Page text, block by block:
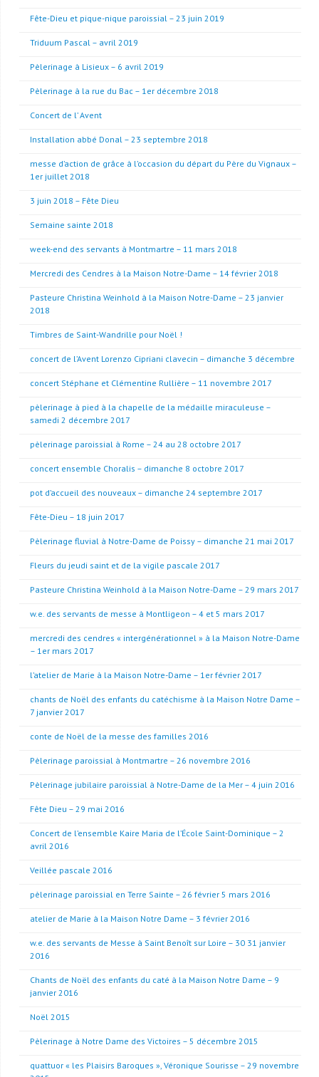
Fête-Dieu et pique-nique paroissial – 23 juin 2019
Triduum Pascal – avril 2019
Pèlerinage à Lisieux – 6 avril 2019
Pèlerinage à la rue du Bac – 1er décembre 2018
Concert de l’ Avent
Installation abbé Donal – 23 septembre 2018
messe d’action de grâce à l’occasion du départ du Père du Vignaux –
1er juillet 2018
3 juin 2018 – Fête Dieu
Semaine sainte 2018
week-end des servants à Montmartre – 11 mars 2018
Mercredi des Cendres à la Maison Notre-Dame – 14 février 2018
Pasteure Christina Weinhold à la Maison Notre-Dame – 23 janvier
2018
Timbres de Saint-Wandrille pour Noël !
concert de l’Avent Lorenzo Cipriani clavecin – dimanche 3 décembre
concert Stéphane et Clémentine Rullière – 11 novembre 2017
pèlerinage à pied à la chapelle de la médaille miraculeuse –
samedi 2 décembre 2017
pèlerinage paroissial à Rome – 24 au 28 octobre 2017
concert ensemble Choralis – dimanche 8 octobre 2017
pot d’accueil des nouveaux – dimanche 24 septembre 2017
Fête-Dieu – 18 juin 2017
Pèlerinage fluvial à Notre-Dame de Poissy – dimanche 21 mai 2017
Fleurs du jeudi saint et de la vigile pascale 2017
Pasteure Christina Weinhold à la Maison Notre-Dame – 29 mars 2017
w.e. des servants de messe à Montligeon – 4 et 5 mars 2017
mercredi des cendres « intergénérationnel » à la Maison Notre-Dame
– 1er mars 2017
l’atelier de Marie à la Maison Notre-Dame – 1er février 2017
chants de Noël des enfants du catéchisme à la Maison Notre Dame –
7 janvier 2017
conte de Noël de la messe des familles 2016
Pèlerinage paroissial à Montmartre – 26 novembre 2016
Pèlerinage jubilaire paroissial à Notre-Dame de la Mer – 4 juin 2016
Fête Dieu – 29 mai 2016
Concert de l’ensemble Kaire Maria de l’École Saint-Dominique – 2
avril 2016
Veillée pascale 2016
pèlerinage paroissial en Terre Sainte – 26 février 5 mars 2016
atelier de Marie à la Maison Notre Dame – 3 février 2016
w.e. des servants de Messe à Saint Benoît sur Loire – 30 31 janvier
2016
Chants de Noël des enfants du caté à la Maison Notre Dame – 9
janvier 2016
Noël 2015
Pèlerinage à Notre Dame des Victoires – 5 décembre 2015
quattuor « les Plaisirs Baroques », Véronique Sourisse – 29 novembre